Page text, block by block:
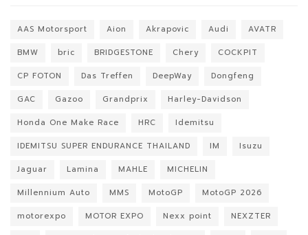
AAS Motorsport Aion Akrapovic Audi
AVATR
BMW
bric BRIDGESTONE Chery
COCKPIT
CP FOTON
Das Treffen DeepWay
Dongfeng
GAC
Gazoo Grandprix
Harley-Davidson
Honda One Make Race
HRC
Idemitsu
IDEMITSU SUPER ENDURANCE THAILAND
IM
Isuzu
Jaguar
Lamina MAHLE
MICHELIN
Millennium Auto
MMS MotoGP
MotoGP 2026
motorexpo
MOTOR EXPO Nexx point
NEXZTER